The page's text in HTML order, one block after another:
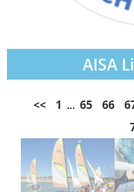
AISA
<< 1 ... 65 66